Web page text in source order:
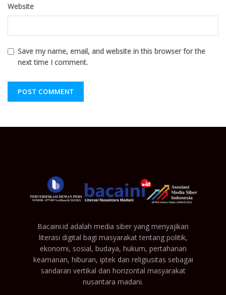
Website
Save my name, email, and website in this browser for the
next time I comment.
Bacaini.id adalah media siber yang menyajikan
literasi digital bagi masyarakat tentang politik,
ekonomi, sosial, budaya, hukum, pertahanan
keamanan, hiburan, iptek dan religiusitas sebagai
sandaran vertikal dan horizontal masyarakat
nusantara madani.